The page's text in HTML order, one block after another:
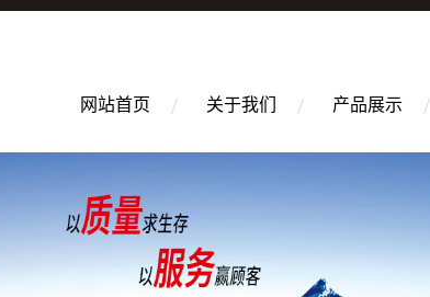
网站首页 关于我们 产品展示